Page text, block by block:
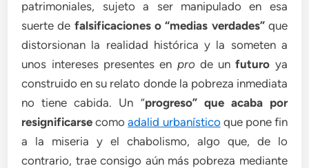
patrimoniales, sujeto a ser manipulado en esa
suerte de falsificaciones o “medias verdades”que
distorsionan la realidad histórica y la someten a
unos intereses presentes en prode unfuturo ya
construido en su relato donde la pobreza inmediata
no tiene cabida. Un “progreso” que acaba por
resignificarse comoadalid urbanísticoque pone fin
a la miseria y el chabolismo, algo que, de lo
contrario, trae consigo aún más pobreza mediante